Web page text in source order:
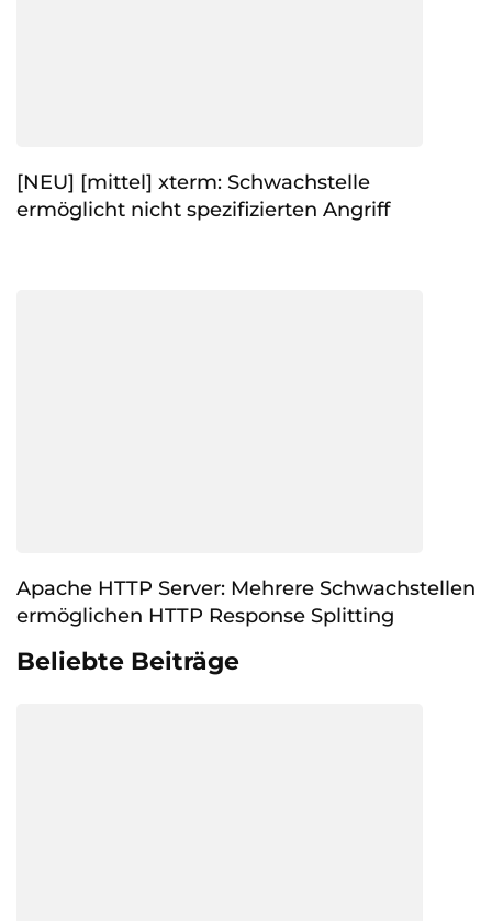
[NEU] [mittel] xterm: Schwachstelle
ermöglicht nicht spezifizierten Angriff
Apache HTTP Server: Mehrere Schwachstellen
ermöglichen HTTP Response Splitting
Beliebte Beiträge